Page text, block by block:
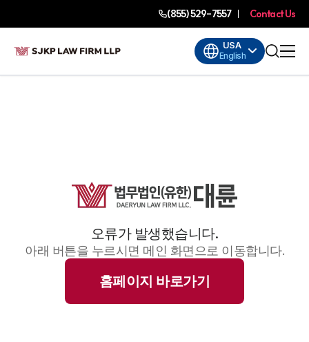
(855) 529-7557 Contact Us
USA
English
오류가 발생했습니다.
아래 버튼을 누르시면 메인 화면으로 이동합니다.
홈페이지 바로가기